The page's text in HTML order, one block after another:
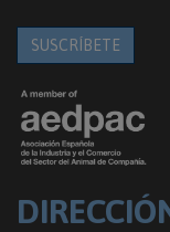
SUSCRÍBETE